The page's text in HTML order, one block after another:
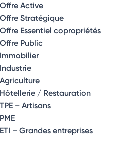
Offre Active
Offre Stratégique
Offre Essentiel copropriétés
Offre Public
Immobilier
Industrie
Agriculture
Hôtellerie / Restauration
TPE – Artisans
PME
ETI – Grandes entreprises